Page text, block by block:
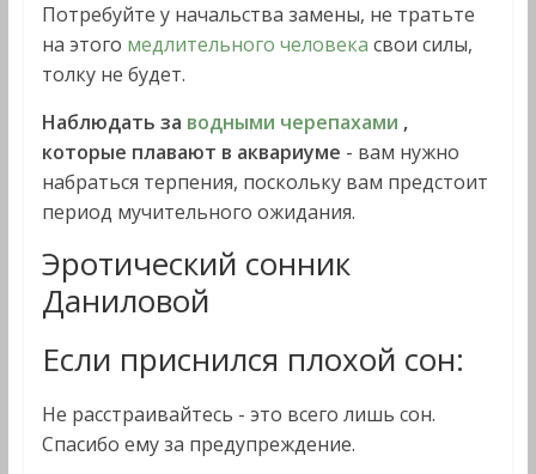
Потребуйте у начальства замены, не тратьте
на этого медлительного человека свои силы,
толку не будет.
Наблюдать за водными черепахами ,
которые плавают в аквариуме - вам нужно
набраться терпения, поскольку вам предстоит
период мучительного ожидания.
Эротический сонник
Даниловой
Если приснился плохой сон:
Не расстраивайтесь - это всего лишь сон.
Спасибо ему за предупреждение.